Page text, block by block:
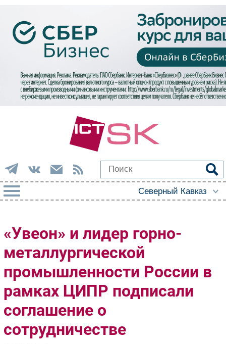
Импорто­замещение
Автоматизация Промышленности
Интернет
Фиксированная связь
Интеграция
Рынок ПК
Маркетинг
«Увеон» и лидер горно-
металлургической
промышленности России в
рамках ЦИПР подписали
соглашение о
сотрудничестве